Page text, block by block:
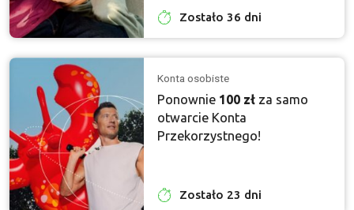
Zostało 36 dni
Konta osobiste
Ponownie 100 zł za samo
otwarcie Konta
Przekorzystnego!
Zostało 23 dni